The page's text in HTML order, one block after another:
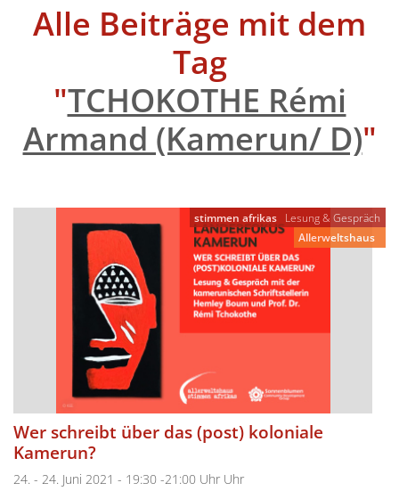
Alle Beiträge mit dem
Tag
"TCHOKOTHE Rémi
Armand (Kamerun/ D)"
Allerweltshaus
stimmen afrikas Lesung & Gespräch
Wer schreibt über das (post) koloniale
Kamerun?
24. - 24. Juni 2021 - 19:30 -21:00 Uhr Uhr